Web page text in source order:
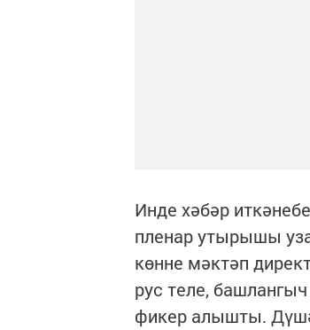
Инде хәбәр
пленар утырышы
көнне мәктәп
рус теле,
фикер алышты.